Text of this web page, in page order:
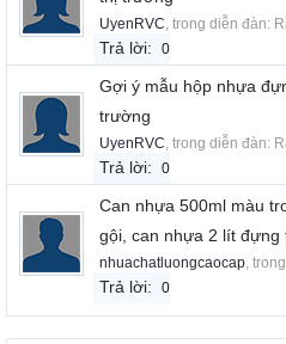
UyenRVC, trong diễn đàn:
Trả lời: 0
Gợi ý mẫu hộp nhựa
trường
UyenRVC, trong diễn đàn:
Trả lời: 0
Can nhựa 500ml màu
gội, can nhựa 2 lít đựng
nhuachatluongcaocap,
Trả lời: 0